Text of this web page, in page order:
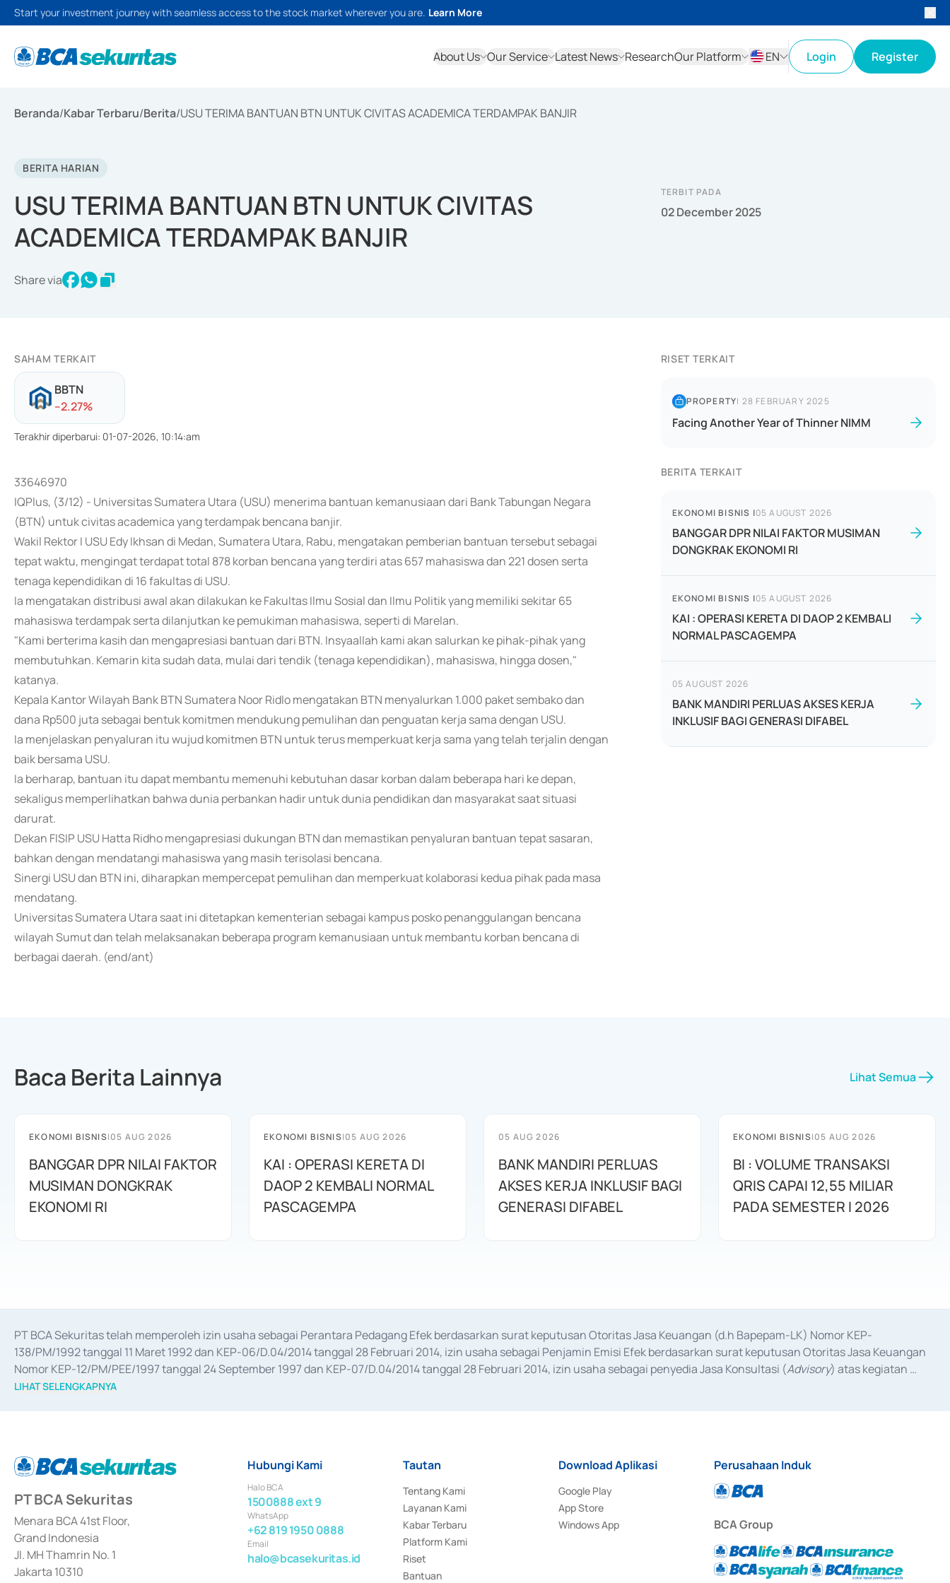
Start your investment journey with seamless access to the stock market wherever you are. Learn More
About Us Our Service Latest News ResearchOur Platform
EN
Login Register
Beranda/Kabar Terbaru/Berita/USU TERIMA BANTUAN BTN UNTUK CIVITAS ACADEMICA TERDAMPAK BANJIR
BERITA HARIAN
USU TERIMA BANTUAN BTN UNTUK CIVITAS
ACADEMICA TERDAMPAK BANJIR
Share via
TERBIT PADA
02 December 2025
SAHAM TERKAIT
BBTN
--2.27%
Terakhir diperbarui: 01-07-2026, 10:14:am
33646970
IQPlus, (3/12) - Universitas Sumatera Utara (USU) menerima bantuan kemanusiaan dari Bank Tabungan Negara
(BTN) untuk civitas academica yang terdampak bencana banjir.
Wakil Rektor I USU Edy Ikhsan di Medan, Sumatera Utara, Rabu, mengatakan pemberian bantuan tersebut sebagai
tepat waktu, mengingat terdapat total 878 korban bencana yang terdiri atas 657 mahasiswa dan 221 dosen serta
tenaga kependidikan di 16 fakultas di USU.
Ia mengatakan distribusi awal akan dilakukan ke Fakultas Ilmu Sosial dan Ilmu Politik yang memiliki sekitar 65
mahasiswa terdampak serta dilanjutkan ke pemukiman mahasiswa, seperti di Marelan.
"Kami berterima kasih dan mengapresiasi bantuan dari BTN. Insyaallah kami akan salurkan ke pihak-pihak yang
membutuhkan. Kemarin kita sudah data, mulai dari tendik (tenaga kependidikan), mahasiswa, hingga dosen,"
katanya.
Kepala Kantor Wilayah Bank BTN Sumatera Noor Ridlo mengatakan BTN menyalurkan 1.000 paket sembako dan
dana Rp500 juta sebagai bentuk komitmen mendukung pemulihan dan penguatan kerja sama dengan USU.
Ia menjelaskan penyaluran itu wujud komitmen BTN untuk terus memperkuat kerja sama yang telah terjalin dengan
baik bersama USU.
Ia berharap, bantuan itu dapat membantu memenuhi kebutuhan dasar korban dalam beberapa hari ke depan,
sekaligus memperlihatkan bahwa dunia perbankan hadir untuk dunia pendidikan dan masyarakat saat situasi
darurat.
Dekan FISIP USU Hatta Ridho mengapresiasi dukungan BTN dan memastikan penyaluran bantuan tepat sasaran,
bahkan dengan mendatangi mahasiswa yang masih terisolasi bencana.
Sinergi USU dan BTN ini, diharapkan mempercepat pemulihan dan memperkuat kolaborasi kedua pihak pada masa
mendatang.
Universitas Sumatera Utara saat ini ditetapkan kementerian sebagai kampus posko penanggulangan bencana
wilayah Sumut dan telah melaksanakan beberapa program kemanusiaan untuk membantu korban bencana di
berbagai daerah. (end/ant)
RISET TERKAIT
PROPERTY| 28 FEBRUARY 2025
Facing Another Year of Thinner NIMM
BERITA TERKAIT
EKONOMI BISNIS |05 AUGUST 2026
BANGGAR DPR NILAI FAKTOR MUSIMAN
DONGKRAK EKONOMI RI
EKONOMI BISNIS |05 AUGUST 2026
KAI : OPERASI KERETA DI DAOP 2 KEMBALI
NORMAL PASCAGEMPA
05 AUGUST 2026
BANK MANDIRI PERLUAS AKSES KERJA
INKLUSIF BAGI GENERASI DIFABEL
Baca Berita Lainnya Lihat Semua
EKONOMI BISNIS|05 AUG 2026
BANGGAR DPR NILAI FAKTOR
MUSIMAN DONGKRAK
EKONOMI RI
EKONOMI BISNIS|05 AUG 2026
KAI : OPERASI KERETA DI
DAOP 2 KEMBALI NORMAL
PASCAGEMPA
05 AUG 2026
BANK MANDIRI PERLUAS
AKSES KERJA INKLUSIF BAGI
GENERASI DIFABEL
EKONOMI BISNIS|05 AUG 2026
BI : VOLUME TRANSAKSI
QRIS CAPAI 12,55 MILIAR
PADA SEMESTER I 2026
PT BCA Sekuritas telah memperoleh izin usaha sebagai Perantara Pedagang Efek berdasarkan surat keputusan Otoritas Jasa Keuangan (d.h Bapepam-LK) Nomor KEP-
138/PM/1992 tanggal 11 Maret 1992 dan KEP-06/D.04/2014 tanggal 28 Februari 2014, izin usaha sebagai Penjamin Emisi Efek berdasarkan surat keputusan Otoritas Jasa Keuangan
Nomor KEP-12/PM/PEE/1997 tanggal 24 September 1997 dan KEP-07/D.04/2014 tanggal 28 Februari 2014, izin usaha sebagai penyedia Jasa Konsultasi (Advisory) atas kegiatan
merger, akuisisi, divestasi, dan
LIHAT SELENGKAPNYA
PT BCA Sekuritas
Menara BCA 41st Floor,
Grand Indonesia
Jl. MH Thamrin No. 1
Jakarta 10310
Hubungi Kami
Halo BCA
1500888 ext 9
WhatsApp
+62 819 1950 0888
Email
halo@bcasekuritas.id
Tautan
Tentang Kami
Layanan Kami
Kabar Terbaru
Platform Kami
Riset
Bantuan
Download Aplikasi
Google Play
App Store
Windows App
Perusahaan Induk
BCA Group